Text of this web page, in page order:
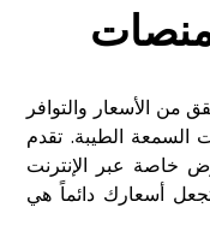
منصات
من الأسعار والتوافر
السمعة الطيبة. تقدم
خاصة عبر الإنترنت
أسعارك دائماً هي